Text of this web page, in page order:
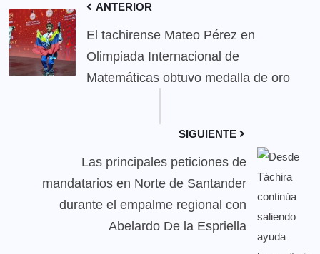
ANTERIOR
El tachirense Mateo Pérez en
Olimpiada Internacional de
Matemáticas obtuvo medalla de oro
SIGUIENTE
Las principales peticiones de
mandatarios en Norte de Santander
durante el empalme regional con
Abelardo De la Espriella